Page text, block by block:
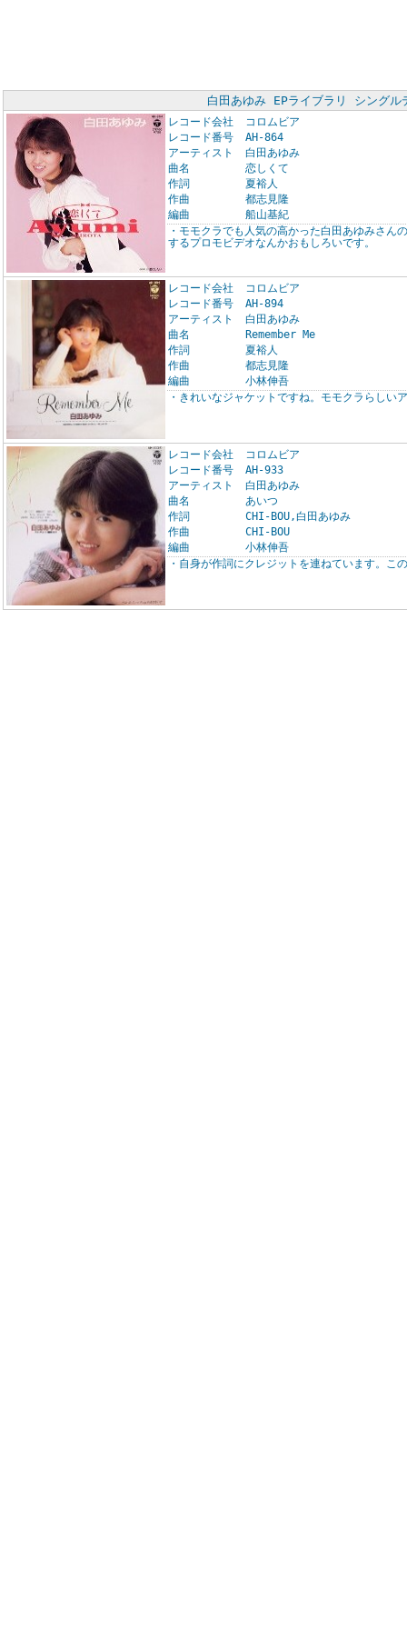
白田あゆみ EPライブラリ シングル
レコード会社
コロムビア
レコード番号
AH-864
アーティスト
白田あゆみ
曲名
恋しくて
作詞
夏裕人
作曲
都志見隆
編曲
船山基紀
・モモクラでも人気の高かった白田あゆみさん
するプロモビデオなんかおもしろいです。
レコード会社
コロムビア
レコード番号
AH-894
アーティスト
白田あゆみ
曲名
Remember Me
作詞
夏裕人
作曲
都志見隆
編曲
小林伸吾
・きれいなジャケットですね。モモクラらしい
レコード会社
コロムビア
レコード番号
AH-933
アーティスト
白田あゆみ
曲名
あいつ
作詞
CHI-BOU,白田あゆみ
作曲
CHI-BOU
編曲
小林伸吾
・自身が作詞にクレジットを連ねています。こ